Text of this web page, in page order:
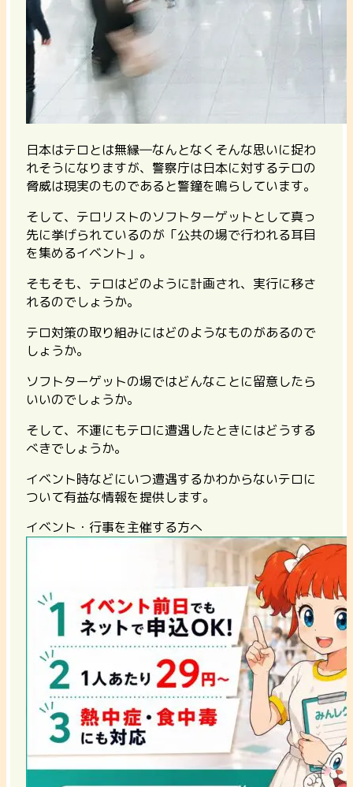
日本はテロとは無縁―なんとなくそんな思いに捉わ
れそうになりますが、警察庁は日本に対するテロの
脅威は現実のものであると警鐘を鳴らしています。
そして、テロリストのソフトターゲットとして真っ
先に挙げられているのが「公共の場で行われる耳目
を集めるイベント」。
そもそも、テロはどのように計画され、実行に移さ
れるのでしょうか。
テロ対策の取り組みにはどのようなものがあるので
しょうか。
ソフトターゲットの場ではどんなことに留意したら
いいのでしょうか。
そして、不運にもテロに遭遇したときにはどうする
べきでしょうか。
イベント時などにいつ遭遇するかわからないテロに
ついて有益な情報を提供します。
イベント・行事を主催する方へ